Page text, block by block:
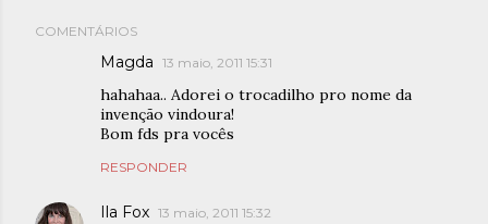
COMENTÁRIOS
Magda 13 maio, 2011 15:31
hahahaa.. Adorei o trocadilho pro nome da
invenção vindoura!
Bom fds pra vocês
RESPONDER
Ila Fox 13 maio, 2011 15:32